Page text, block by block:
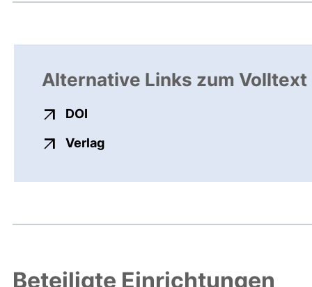
Alternative Links zum Volltext
DOI
Verlagexterner Link, öffnet neues
Beteiligte Einrichtungen